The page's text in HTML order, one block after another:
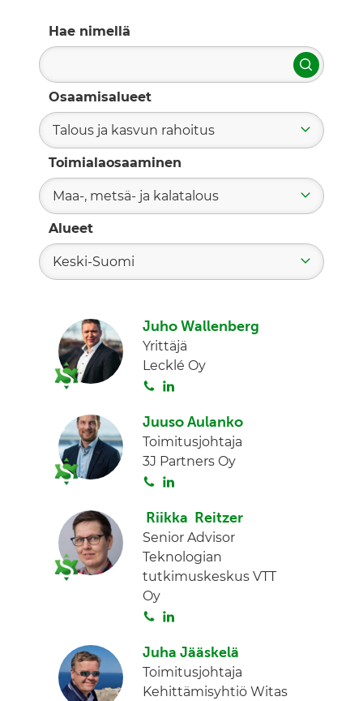
Hae nimellä
Hae
Osaamisalueet
Talous ja kasvun rahoitus
Toimialaosaaminen
Maa-, metsä- ja kalatalous
Alueet
Keski-Suomi
Juho Wallenberg
Yrittäjä
Lecklé Oy
S
i
t
a
n
k
e
n
Juuso Aulanko
Toimitusjohtaja
3J Partners Oy
S
i
t
a
n
k
e
d
Riikka Reitzer
Senior Advisor
Teknologian
tutkimuskeskus VTT
Oy
S
i
t
a
n
k
e
Juha Jääskelä
Toimitusjohtaja
Kehittämisyhtiö Witas